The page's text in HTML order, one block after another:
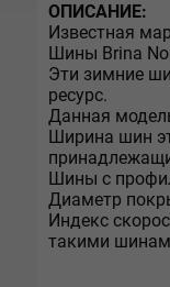
ОПИСАНИЕ:
Известная
Шины Brina
Эти зимние
ресурс.
Данная
Ширина шин
Шины с
Диаметр
Индекс
такими